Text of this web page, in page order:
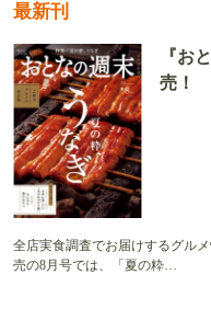
最新刊
『お
売！
全店実食調査でお届けするグル
売の8月号では、「夏の粋…